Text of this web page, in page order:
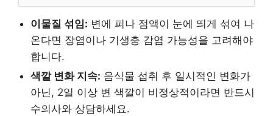
이물질 섞임: 변에 피나 점액이 눈에 띄게 섞여 나
온다면 장염이나 기생충 감염 가능성을 고려해야
합니다.
색깔 변화 지속: 음식물 섭취 후 일시적인 변화가
아닌, 2일 이상 변 색깔이 비정상적이라면 반드시
수의사와 상담하세요.